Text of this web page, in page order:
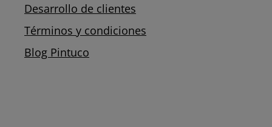
Desarrollo de clientes
Términos y condiciones
Blog Pintuco